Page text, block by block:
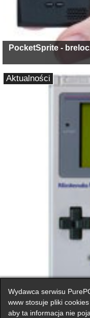
PocketSprite -
Game
Aktualności
Wydawca serwisu
www stosuje pliki
aby ta informacja nie